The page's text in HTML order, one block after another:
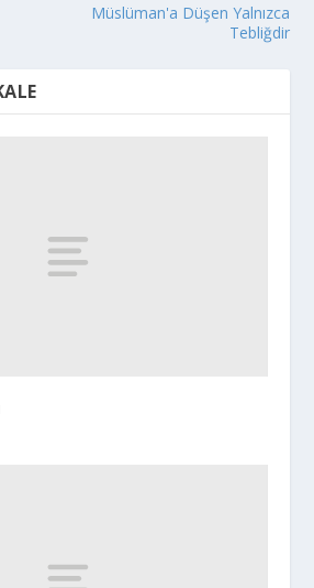
Müslüman'a Düşen Yalnızca
Tebliğdir